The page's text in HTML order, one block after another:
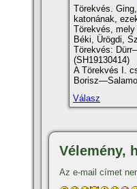
Törekvés.
katonának,
Törekvés,
Béki, Ürögdi,
Törekvés:
(SH19130414)
A Törekvés I.
Válasz
Vélemény,
Az e-mail címet